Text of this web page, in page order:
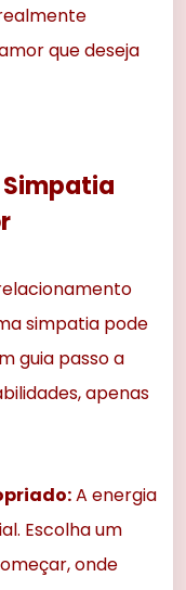
que deseja
Simpatia
simpatia pode
guia passo a
apenas
A energia
Escolha um
onde